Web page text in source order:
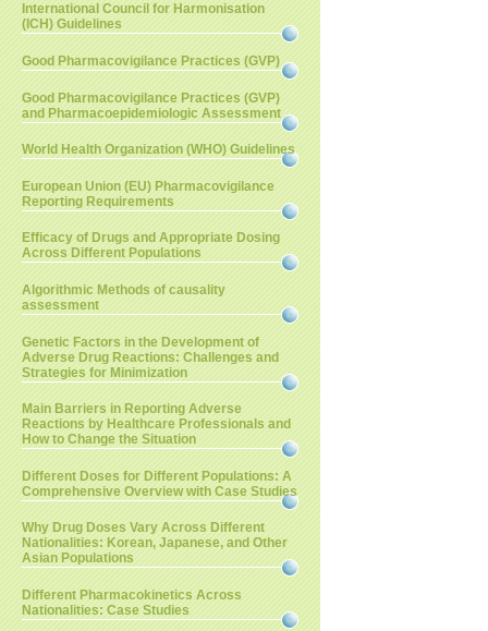
International Council for Harmonisation
(ICH) Guidelines
Good Pharmacovigilance Practices (GVP)
Good Pharmacovigilance Practices (GVP)
and Pharmacoepidemiologic Assessment
World Health Organization (WHO) Guidelines
European Union (EU) Pharmacovigilance
Reporting Requirements
Efficacy of Drugs and Appropriate Dosing
Across Different Populations
Algorithmic Methods of causality
assessment
Genetic Factors in the Development of
Adverse Drug Reactions: Challenges and
Strategies for Minimization
Main Barriers in Reporting Adverse
Reactions by Healthcare Professionals and
How to Change the Situation
Different Doses for Different Populations: A
Comprehensive Overview with Case Studies
Why Drug Doses Vary Across Different
Nationalities: Korean, Japanese, and Other
Asian Populations
Different Pharmacokinetics Across
Nationalities: Case Studies